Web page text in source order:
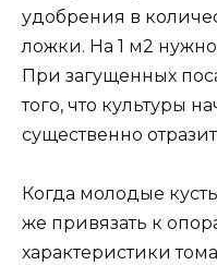
удобрения в
ложки. На 1 м2
При загущенных
того, что культуры
существенно
Когда молодые
же привязать к
характеристики